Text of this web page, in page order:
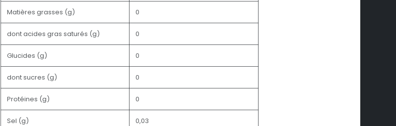
Matières grasses (g) 0
dont acides gras saturés (g) 0
Glucides (g) 0
dont sucres (g) 0
Protéines (g) 0
Sel (g) 0,03